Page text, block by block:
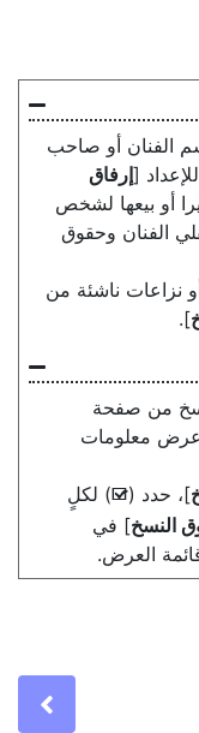
الفنان أو صاحب
[إرفاق
أو بيعها لشخص
الفنان وحقوق
نزاعات ناشئة من
].
من صفحة
معلومات
]، حدد (M) لكلٍ
النسخ] في
العرض.